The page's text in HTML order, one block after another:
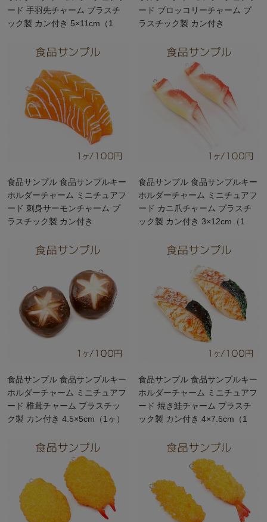
ード 手羽先チャーム プラスチ
ック製 カン付き 5×11cm（1
ード ブロッコリーチャーム プ
ラスチック製 カン付き
食品サンプル 食品サンプルキー
ホルダーチャーム ミニチュアフ
ード 刺身サーモンチャーム プ
ラスチック製 カン付き
食品サンプル 食品サンプルキー
ホルダーチャーム ミニチュアフ
ード カニ爪チャーム プラスチ
ック製 カン付き 3×12cm（1
食品サンプル 食品サンプルキー
ホルダーチャーム ミニチュアフ
ード 椎茸チャーム プラスチッ
ク製 カン付き 4.5×5cm（1ヶ）
食品サンプル 食品サンプルキー
ホルダーチャーム ミニチュアフ
ード 焼き鮭チャーム プラスチ
ック製 カン付き 4×7.5cm（1